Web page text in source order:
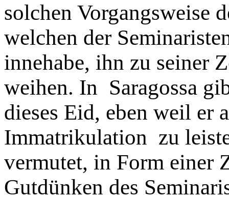
solchen Vorgangsweise
welchen der
innehabe, ihn zu seiner
weihen. In Saragossa
dieses Eid, eben weil er
Immatrikulation zu
vermutet, in Form einer
Gutdünken des